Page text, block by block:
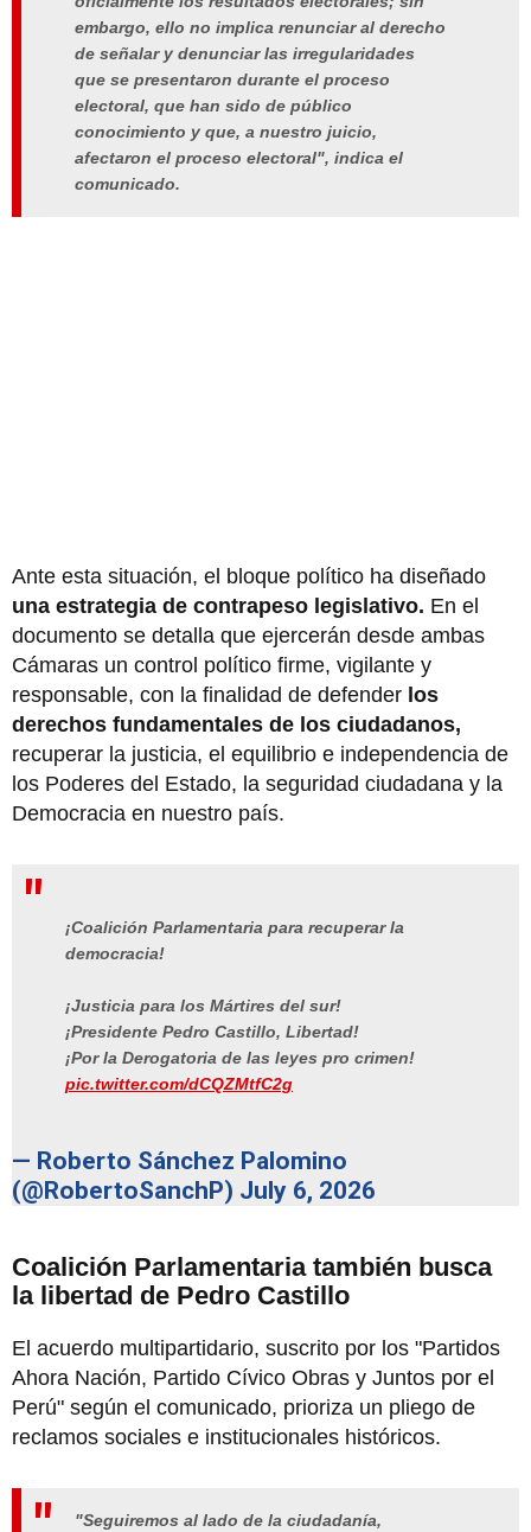
embargo, ello no implica renunciar al derecho
de señalar y denunciar las irregularidades
que se presentaron durante el proceso
electoral, que han sido de público
conocimiento y que, a nuestro juicio,
afectaron el proceso electoral", indica el
comunicado.
Ante esta situación, el bloque político ha diseñado
una estrategia de contrapeso legislativo. En el
documento se detalla que ejercerán desde ambas
Cámaras un control político firme, vigilante y
responsable, con la finalidad de defender los
derechos fundamentales de los ciudadanos,
recuperar la justicia, el equilibrio e independencia de
los Poderes del Estado, la seguridad ciudadana y la
Democracia en nuestro país.
¡Coalición Parlamentaria para recuperar la
democracia!
¡Justicia para los Mártires del sur!
¡Presidente Pedro Castillo, Libertad!
¡Por la Derogatoria de las leyes pro crimen!
pic.twitter.com/dCQZMtfC2g
— Roberto Sánchez Palomino
(@RobertoSanchP) July 6, 2026
Coalición Parlamentaria también busca
la libertad de Pedro Castillo
El acuerdo multipartidario, suscrito por los "Partidos
Ahora Nación, Partido Cívico Obras y Juntos por el
Perú" según el comunicado, prioriza un pliego de
reclamos sociales e institucionales históricos.
"Seguiremos al lado de la ciudadanía,